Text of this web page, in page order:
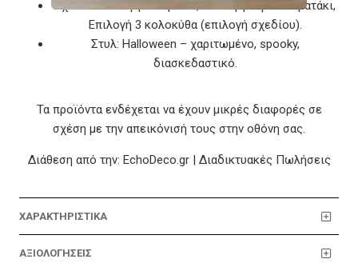
Σχέδια: Επιλογή 1Μάγισσα, Επιλογή 2 φαντασματάκι,
Επιλογή 3 κολοκύθα (επιλογή σχεδίου).
Στυλ: Halloween – χαριτωμένο, spooky,
διασκεδαστικό.
Τα προϊόντα ενδέχεται να έχουν μικρές διαφορές σε
σχέση με την απεικόνισή τους στην οθόνη σας.
Διάθεση από την: EchoDeco.gr | Διαδικτυακές Πωλήσεις
ΧΑΡΑΚΤΗΡΙΣΤΙΚΑ
ΑΞΙΟΛΟΓΗΣΕΙΣ